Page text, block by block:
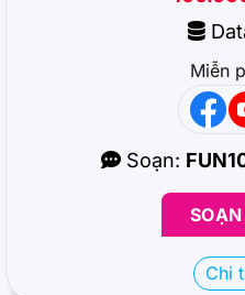
Miễn
Soạn:
Chi